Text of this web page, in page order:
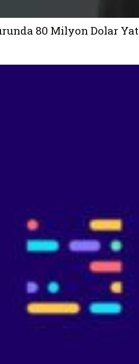
80 Milyon Dolar